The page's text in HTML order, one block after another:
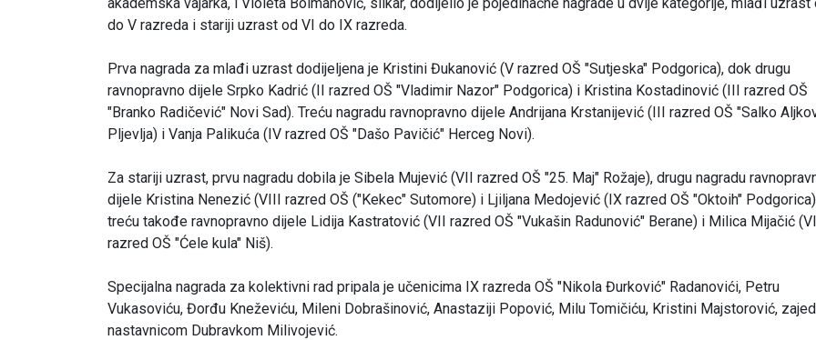
do V razreda i stariji uzrast od VI do IX razreda.
Prva nagrada za mlađi uzrast dodijeljena je Kristini Đukanović (V razred OŠ "Sutjeska" Podgorica), dok drugu
ravnopravno dijele Srpko Kadrić (II razred OŠ "Vladimir Nazor" Podgorica) i Kristina Kostadinović (III razred OŠ
"Branko Radičević" Novi Sad). Treću nagradu ravnopravno dijele Andrijana Krstanijević (III razred OŠ "Salko
Pljevlja) i Vanja Palikuća (IV razred OŠ "Dašo Pavičić" Herceg Novi).
Za stariji uzrast, prvu nagradu dobila je Sibela Mujević (VII razred OŠ "25. Maj" Rožaje), drugu nagradu
dijele Kristina Nenezić (VIII razred OŠ ("Kekec" Sutomore) i Ljiljana Medojević (IX razred OŠ "Oktoih"
treću takođe ravnopravno dijele Lidija Kastratović (VII razred OŠ "Vukašin Radunović" Berane) i Milica Mijačić
razred OŠ "Ćele kula" Niš).
Specijalna nagrada za kolektivni rad pripala je učenicima IX razreda OŠ "Nikola Đurković" Radanovići, Petru
Vukasoviću, Đorđu Kneževiću, Mileni Dobrašinović, Anastaziji Popović, Milu Tomičiću, Kristini Majstorović,
nastavnicom Dubravkom Milivojević.